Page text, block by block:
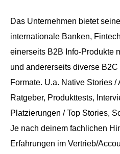
Das Unternehmen bietet
internationale Banken,
einerseits B2B Info-Produkte
und andererseits diverse
Formate. U.a. Native Stories /
Ratgeber, Produkttests,
Platzierungen / Top Stories,
Je nach deinem fachlichen
Erfahrungen im Vertrieb/